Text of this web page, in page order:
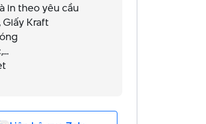
in theo yêu cầu
Giấy Kraft